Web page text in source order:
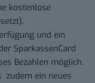
kostenlose
und ein
SparkassenCard
Bezahlen möglich.
zudem ein neues